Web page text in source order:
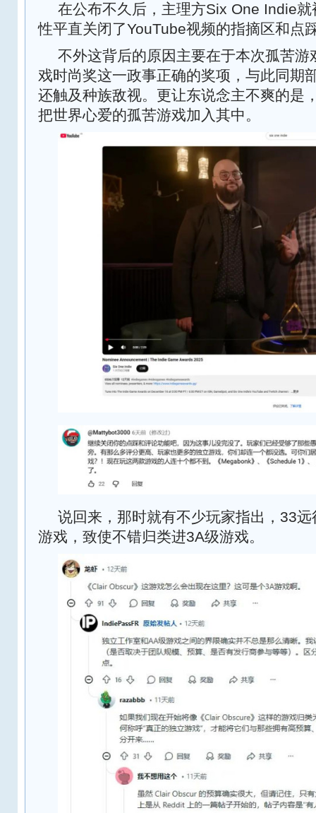
在公布不久后，主理方Six One Indie
性平直关闭了YouTube视频的指摘区和点
不外这背后的原因主要在于本次孤苦游
戏时尚奖这一政事正确的奖项，与此同期
还触及种族敌视。更让东说念主不爽的是
把世界心爱的孤苦游戏加入其中。
说回来，那时就有不少玩家指出，33
游戏，致使不错归类进3A级游戏。